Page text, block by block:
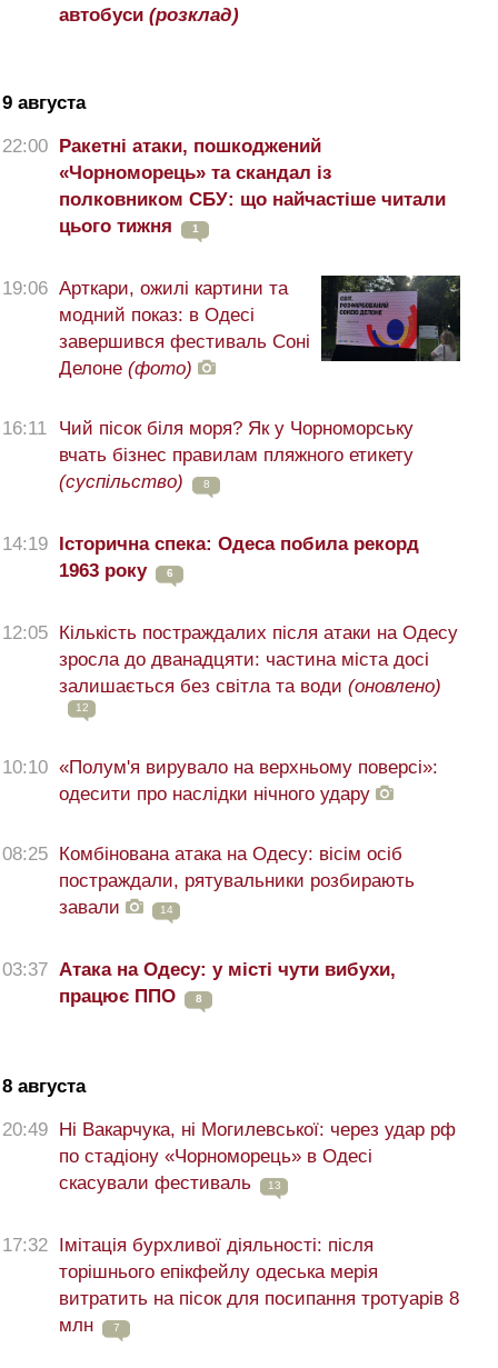
автобуси (розклад)
9 августа
22:00 Ракетні атаки, пошкоджений
«Чорноморець» та скандал із
полковником СБУ: що найчастіше читали
цього тижня
1
19:06 Арткари, ожилі картини та
модний показ: в Одесі
завершився фестиваль Соні
Делоне (фото)
16:11
Чий пісок біля моря? Як у Чорноморську
вчать бізнес правилам пляжного етикету
(суспільство)
8
14:19 Історична спека: Одеса побила рекорд
1963 року
6
12:05 Кількість постраждалих після атаки на Одесу
зросла до дванадцяти: частина міста досі
залишається без світла та води (оновлено)
12
10:10 «Полум'я вирувало на верхньому поверсі»:
одесити про наслідки нічного удару
08:25 Комбінована атака на Одесу: вісім осіб
постраждали, рятувальники розбирають
завали
14
03:37 Атака на Одесу: у місті чути вибухи,
працює ППО
8
8 августа
20:49 Ні Вакарчука, ні Могилевської: через удар рф
по стадіону «Чорноморець» в Одесі
скасували фестиваль
13
17:32 Імітація бурхливої діяльності: після
торішнього епікфейлу одеська мерія
витратить на пісок для посипання тротуарів 8
млн
7